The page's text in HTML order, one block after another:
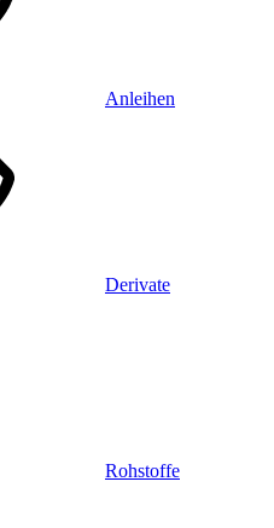
Anleihen
Derivate
Rohstoffe